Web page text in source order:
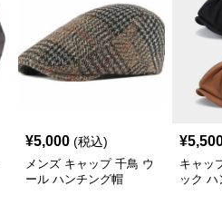
¥5,000 (税込)
メンズ キャップ 千鳥 ウ
ール ハンチング帽
¥
キャッ
ック